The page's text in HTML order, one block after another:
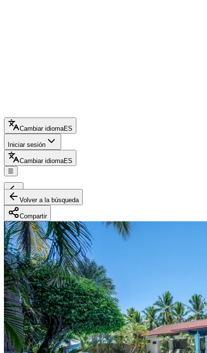
Cambiar idiomaES
Iniciar sesión
Cambiar idiomaES
☰
Volver a la búsqueda
Compartir